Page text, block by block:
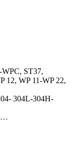
ST37,
12, WP 11-WP 22,
304L-304H-